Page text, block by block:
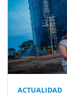
ACTUALIDAD